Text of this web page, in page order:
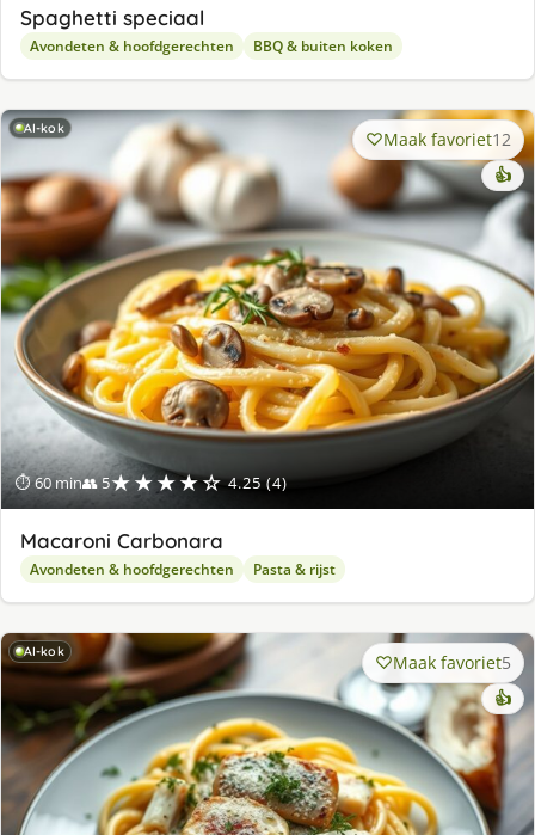
Spaghetti speciaal
Avondeten & hoofdgerechten BBQ & buiten koken
AI-kok
⏱ 60 min👥 5★★★★☆ 4.25 (4)
Maak favoriet12
👍
Macaroni Carbonara
Avondeten & hoofdgerechten Pasta & rijst
AI-kok Maak favoriet5
👍